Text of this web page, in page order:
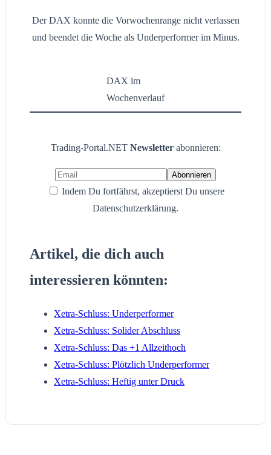
Der DAX konnte die Vorwochenrange nicht verlassen
und beendet die Woche als Underperformer im Minus.
DAX im
Wochenverlauf
Trading-Portal.NET Newsletter abonnieren:
Indem Du fortfährst, akzeptierst Du unsere
Datenschutzerklärung.
Artikel, die dich auch
interessieren könnten:
Xetra-Schluss: Underperformer
Xetra-Schluss: Solider Abschluss
Xetra-Schluss: Das +1 Allzeithoch
Xetra-Schluss: Plötzlich Underperformer
Xetra-Schluss: Heftig unter Druck